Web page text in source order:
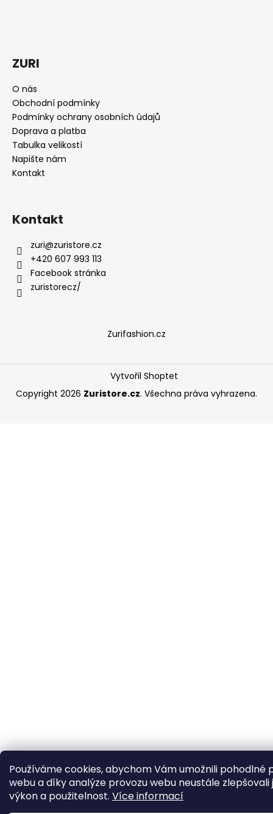
Používáme cookies, abychom Vám umožnili pohodlné
webu a díky analýze provozu webu neustále zlepšovali
výkon a použitelnost. Více informací
ZURI
O nás
Obchodní podmínky
Podmínky ochrany osobních údajů
Doprava a platba
Tabulka velikostí
Napište nám
Kontakt
Kontakt
zuri@zuristore.cz
+420 607 993 113
Facebook stránka
zuristorecz/
Zurifashion.cz
Vytvořil Shoptet
Copyright 2026 Zuristore.cz. Všechna práva vyhrazena.